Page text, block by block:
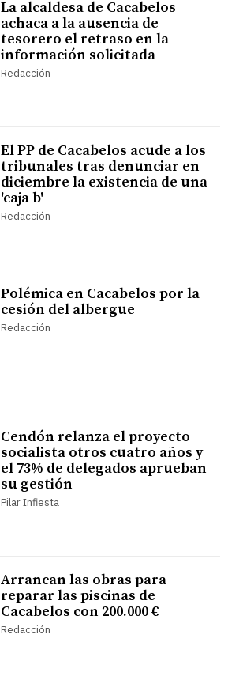
La alcaldesa de Cacabelos
achaca a la ausencia de
tesorero el retraso en la
información solicitada
Redacción
El PP de Cacabelos acude a los
tribunales tras denunciar en
diciembre la existencia de una
'caja b'
Redacción
Polémica en Cacabelos por la
cesión del albergue
Redacción
Cendón relanza el proyecto
socialista otros cuatro años y
el 73% de delegados aprueban
su gestión
Pilar Infiesta
Arrancan las obras para
reparar las piscinas de
Cacabelos con 200.000 €
Redacción